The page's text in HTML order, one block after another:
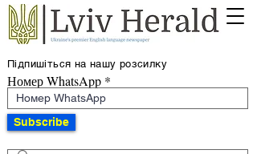
Підпишіться на нашу розсилку
Номер WhatsApp
Subscribe